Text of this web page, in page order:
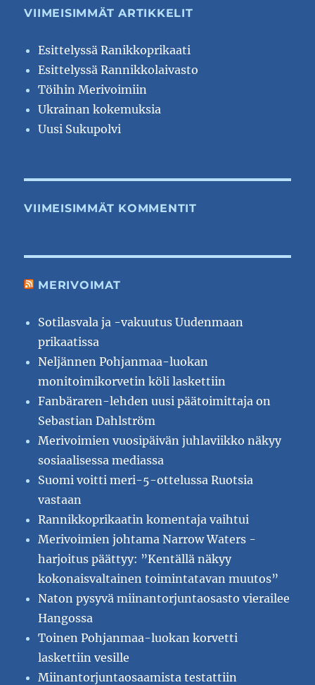
VIIMEISIMMÄT ARTIKKELIT
Esittelyssä Ranikkoprikaati
Esittelyssä Rannikkolaivasto
Töihin Merivoimiin
Ukrainan kokemuksia
Uusi Sukupolvi
VIIMEISIMMÄT KOMMENTIT
MERIVOIMAT
Sotilasvala ja -vakuutus Uudenmaan
prikaatissa
Neljännen Pohjanmaa-luokan
monitoimikorvetin köli laskettiin
Fanbäraren-lehden uusi päätoimittaja on
Sebastian Dahlström
Merivoimien vuosipäivän juhlaviikko näkyy
sosiaalisessa mediassa
Suomi voitti meri-5-ottelussa Ruotsia
vastaan
Rannikkoprikaatin komentaja vaihtui
Merivoimien johtama Narrow Waters -
harjoitus päättyy: ”Kentällä näkyy
kokonaisvaltainen toimintatavan muutos”
Naton pysyvä miinantorjuntaosasto vierailee
Hangossa
Toinen Pohjanmaa-luokan korvetti
laskettiin vesille
Miinantorjuntaosaamista testattiin